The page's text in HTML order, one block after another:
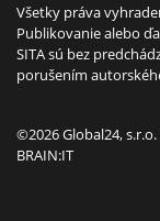
Všetky práva
Publikovanie alebo
SITA sú bez
porušením
©2026 Global24,
BRAIN:IT